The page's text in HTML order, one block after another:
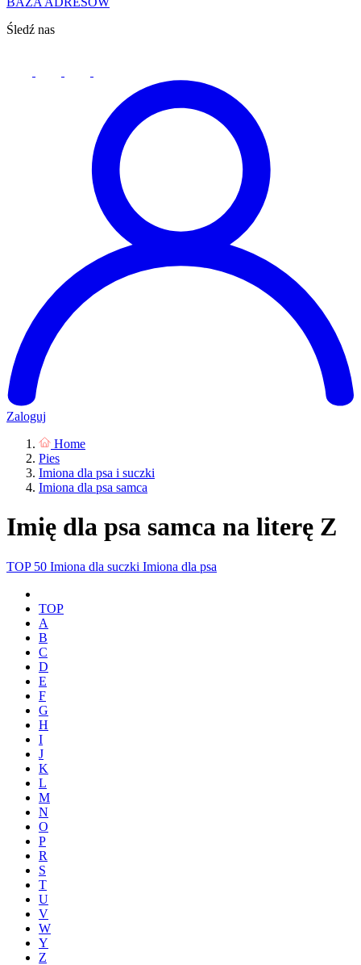
Śledź nas
Zaloguj
Home
Pies
Imiona dla psa i suczki
Imiona dla psa samca
Imię dla psa samca na literę Z
TOP 50 Imiona dla suczki Imiona dla psa
TOP
A
B
C
D
E
F
G
H
I
J
K
L
M
N
O
P
R
S
T
U
V
W
Y
Z